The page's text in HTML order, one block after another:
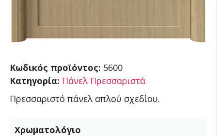
Κωδικός προϊόντος: 5600
Κατηγορία: Πάνελ Πρεσσαριστά
Πρεσσαριστό πάνελ απλού σχεδίου.
Χρωματολόγιο